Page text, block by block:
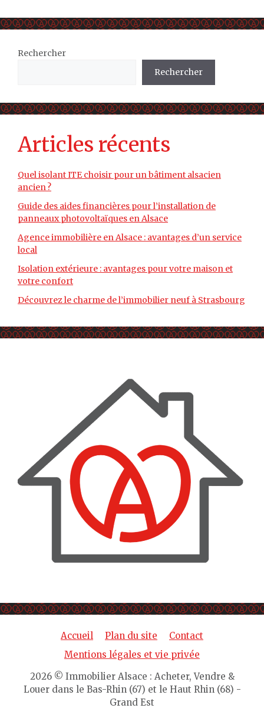
Rechercher
Rechercher
Articles récents
Quel isolant ITE choisir pour un bâtiment alsacien
ancien ?
Guide des aides financières pour l’installation de
panneaux photovoltaïques en Alsace
Agence immobilière en Alsace : avantages d’un service
local
Isolation extérieure : avantages pour votre maison et
votre confort
Découvrez le charme de l’immobilier neuf à Strasbourg
Accueil Plan du site
Contact
Mentions légales et vie privée
2026 © Immobilier Alsace : Acheter, Vendre &
Louer dans le Bas-Rhin (67) et le Haut Rhin (68) -
Grand Est